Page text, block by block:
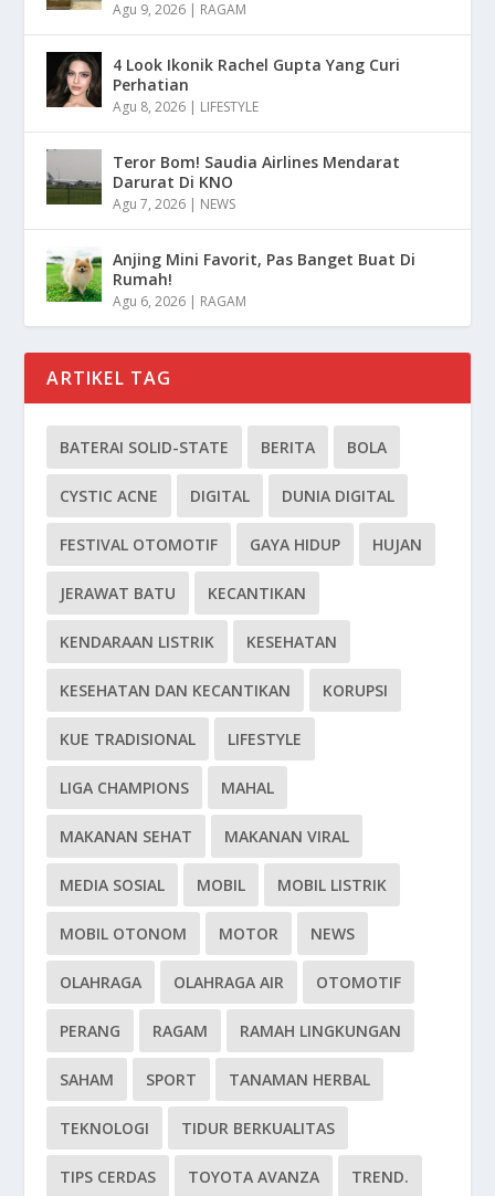
Agu 9, 2026 | RAGAM
4 Look Ikonik Rachel Gupta Yang Curi
Perhatian
Agu 8, 2026 | LIFESTYLE
Teror Bom! Saudia Airlines Mendarat
Darurat Di KNO
Agu 7, 2026 | NEWS
Anjing Mini Favorit, Pas Banget Buat Di
Rumah!
Agu 6, 2026 | RAGAM
ARTIKEL TAG
BATERAI SOLID-STATE BERITA BOLA
CYSTIC ACNE DIGITAL DUNIA DIGITAL
FESTIVAL OTOMOTIF GAYA HIDUP HUJAN
JERAWAT BATU KECANTIKAN
KENDARAAN LISTRIK KESEHATAN
KESEHATAN DAN KECANTIKAN KORUPSI
KUE TRADISIONAL LIFESTYLE
LIGA CHAMPIONS MAHAL
MAKANAN SEHAT MAKANAN VIRAL
MEDIA SOSIAL MOBIL MOBIL LISTRIK
MOBIL OTONOM MOTOR NEWS
OLAHRAGA OLAHRAGA AIR OTOMOTIF
PERANG RAGAM RAMAH LINGKUNGAN
SAHAM SPORT TANAMAN HERBAL
TEKNOLOGI TIDUR BERKUALITAS
TIPS CERDAS TOYOTA AVANZA TREND.